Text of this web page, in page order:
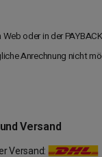
oder in der
Anrechnung nicht
Versand
Versand: